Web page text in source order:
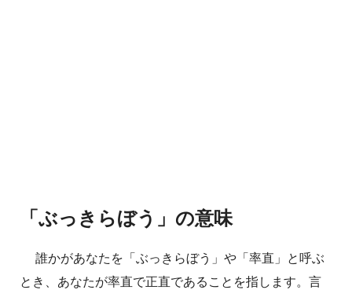
「ぶっきらぼう」の意味
誰かがあなたを「ぶっきらぼう」や「率直」と呼ぶ
とき、あなたが率直で正直であることを指します。言